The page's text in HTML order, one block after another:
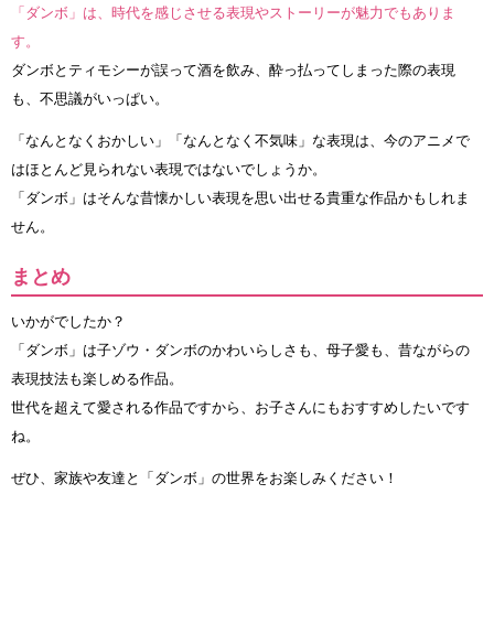
「ダンボ」は、時代を感じさせる表現やストーリーが魅力でもありま
す。
ダンボとティモシーが誤って酒を飲み、酔っ払ってしまった際の表現
も、不思議がいっぱい。
「なんとなくおかしい」「なんとなく不気味」な表現は、今のアニメで
はほとんど見られない表現ではないでしょうか。
「ダンボ」はそんな昔懐かしい表現を思い出せる貴重な作品かもしれま
せん。
まとめ
いかがでしたか？
「ダンボ」は子ゾウ・ダンボのかわいらしさも、母子愛も、昔ながらの
表現技法も楽しめる作品。
世代を超えて愛される作品ですから、お子さんにもおすすめしたいです
ね。
ぜひ、家族や友達と「ダンボ」の世界をお楽しみください！